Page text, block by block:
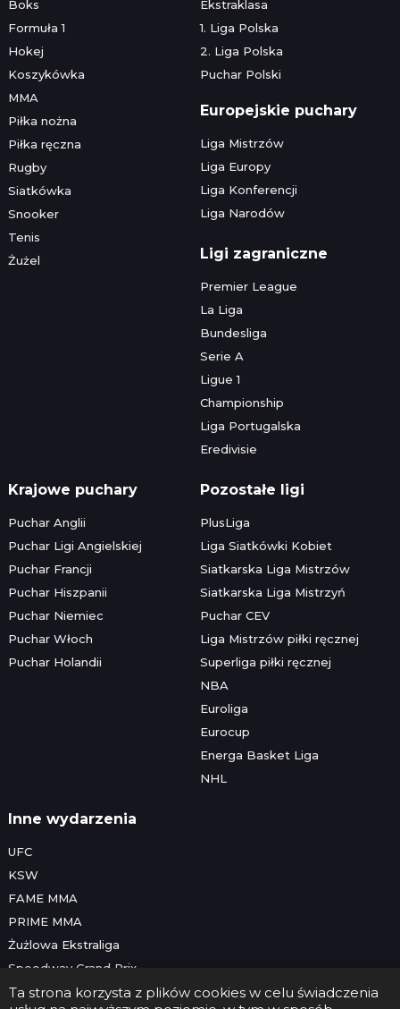
Ta strona korzysta z plików cookies w celu świadczenia
Boks
Formuła 1
Hokej
Koszykówka
MMA
Piłka nożna
Piłka ręczna
Rugby
Siatkówka
Snooker
Tenis
Żużel
Ekstraklasa
1. Liga Polska
2. Liga Polska
Puchar Polski
Europejskie puchary
Liga Mistrzów
Liga Europy
Liga Konferencji
Liga Narodów
Ligi zagraniczne
Premier League
La Liga
Bundesliga
Serie A
Ligue 1
Championship
Liga Portugalska
Eredivisie
Krajowe puchary
Puchar Anglii
Puchar Ligi Angielskiej
Puchar Francji
Puchar Hiszpanii
Puchar Niemiec
Puchar Włoch
Puchar Holandii
Pozostałe ligi
PlusLiga
Liga Siatkówki Kobiet
Siatkarska Liga Mistrzów
Siatkarska Liga Mistrzyń
Puchar CEV
Liga Mistrzów piłki ręcznej
Superliga piłki ręcznej
NBA
Euroliga
Eurocup
Energa Basket Liga
NHL
Inne wydarzenia
UFC
KSW
FAME MMA
PRIME MMA
Żużlowa Ekstraliga
Speedway Grand Prix
Skoki narciarskie